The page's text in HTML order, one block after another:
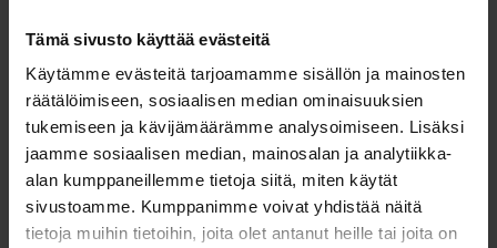
Tämä sivusto käyttää evästeitä
Käytämme evästeitä tarjoamamme sisällön ja mainosten
räätälöimiseen, sosiaalisen median ominaisuuksien
tukemiseen ja kävijämäärämme analysoimiseen. Lisäksi
jaamme sosiaalisen median, mainosalan ja analytiikka-
alan kumppaneillemme tietoja siitä, miten käytät
sivustoamme. Kumppanimme voivat yhdistää näitä
tietoja muihin tietoihin, joita olet antanut heille tai joita on
tämä edellyttää riittäviä resursseja. Mitä useampi
ihminen putoaa järjestöjen tukiverkostoista pois, sitä
kalliimmaksi se tulee yhteiskunnalle pitkällä
aikavälillä.
Ruoka-avun hakijoiden määrä on kasvanut kuusi vuotta
peräkkäin. Leikkaukset sosiaaliturvaan ovat lisänneet ja